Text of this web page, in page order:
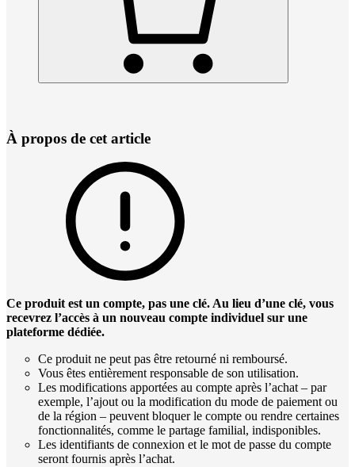
À propos de cet article
Ce produit est un compte, pas une clé. Au lieu d’une clé, vous
recevrez l’accès à un nouveau compte individuel sur une
plateforme dédiée.
Ce produit ne peut pas être retourné ni remboursé.
Vous êtes entièrement responsable de son utilisation.
Les modifications apportées au compte après l’achat – par
exemple, l’ajout ou la modification du mode de paiement ou
de la région – peuvent bloquer le compte ou rendre certaines
fonctionnalités, comme le partage familial, indisponibles.
Les identifiants de connexion et le mot de passe du compte
seront fournis après l’achat.